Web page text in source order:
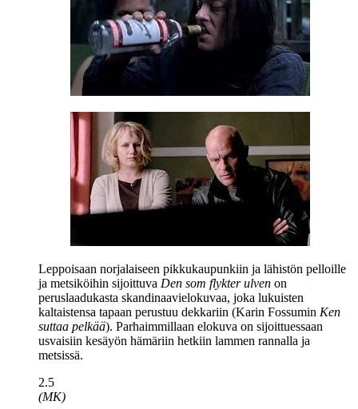
Leppoisaan norjalaiseen pikkukaupunkiin ja lähistön pelloille
ja metsiköihin sijoittuva Den som flykter ulven on
peruslaadukasta skandinaavielokuvaa, joka lukuisten
kaltaistensa tapaan perustuu dekkariin (Karin Fossumin Ken
suttaa pelkää). Parhaimmillaan elokuva on sijoittuessaan
usvaisiin kesäyön hämäriin hetkiin lammen rannalla ja
metsissä.
2.5
(MK)